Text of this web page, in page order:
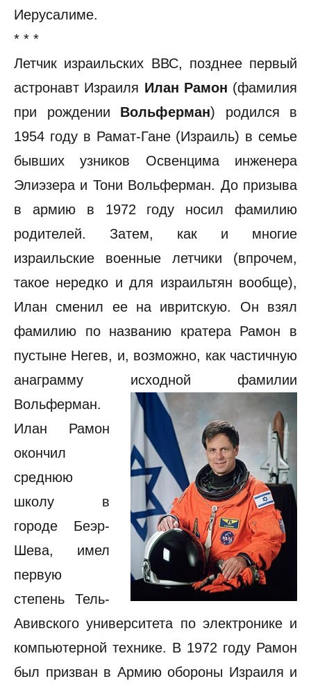
Иерусалиме.
* * *
Летчик израильских ВВС, позднее первый
астронавт Израиля Илан Рамон (фамилия
при рождении Вольферман) родился в
1954 году в Рамат-Гане (Израиль) в семье
бывших узников Освенцима инженера
Элиэзера и Тони Вольферман. До призыва
в армию в 1972 году носил фамилию
родителей. Затем, как и многие
израильские военные летчики (впрочем,
такое нередко и для израильтян вообще),
Илан сменил ее на ивритскую. Он взял
фамилию по названию кратера Рамон в
пустыне Негев, и, возможно, как частичную
анаграмму исходной фамилии
Вольферман.
Илан Рамон
окончил
среднюю
школу в
городе Беэр-
Шева, имел
первую
степень Тель-
Авивского университета по электронике и
компьютерной технике. В 1972 году Рамон
был призван в Армию обороны Израиля и